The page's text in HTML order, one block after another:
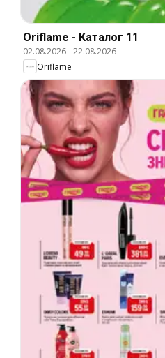
Oriflame - Каталог 11
02.08.2026-22.08.2026
Oriflame